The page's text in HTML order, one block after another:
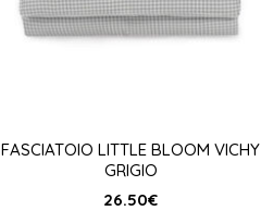
FASCIATOIO LITTLE BLOOM VICHY
GRIGIO
26.50€